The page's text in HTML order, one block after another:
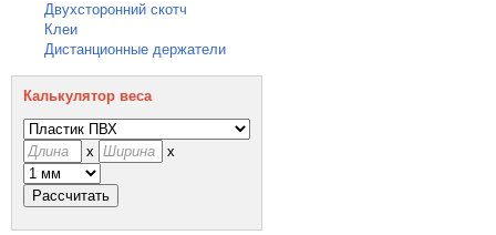
Двухсторонний скотч
Клеи
Дистанционные держатели
Калькулятор веса
x x